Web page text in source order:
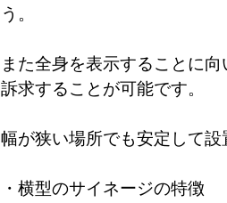
う。
また全身を表示することに
訴求することが可能です。
幅が狭い場所でも安定して
・横型のサイネージの特徴